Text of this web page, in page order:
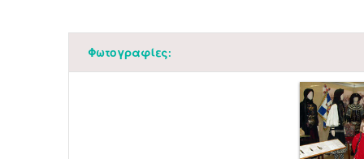
Φωτογραφίες: